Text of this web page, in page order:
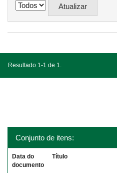
Resultado 1-1 de 1.
Conjunto de itens:
Data do
documento
Título